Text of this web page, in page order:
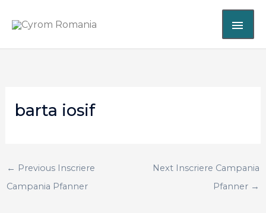
barta iosif
← Previous Inscriere
Campania Pfanner
Next Inscriere Campania
Pfanner →